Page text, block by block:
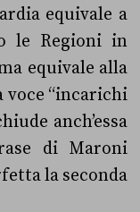
equivale a
le Regioni in
equivale alla
voce “incarichi
anch’essa
di Maroni
la seconda